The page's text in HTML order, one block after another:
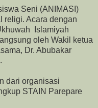
Seni (ANIMASI)
religi. Acara dengan
Islamiyah
oleh Wakil ketua
Dr. Abubakar
dari organisasi
STAIN Parepare